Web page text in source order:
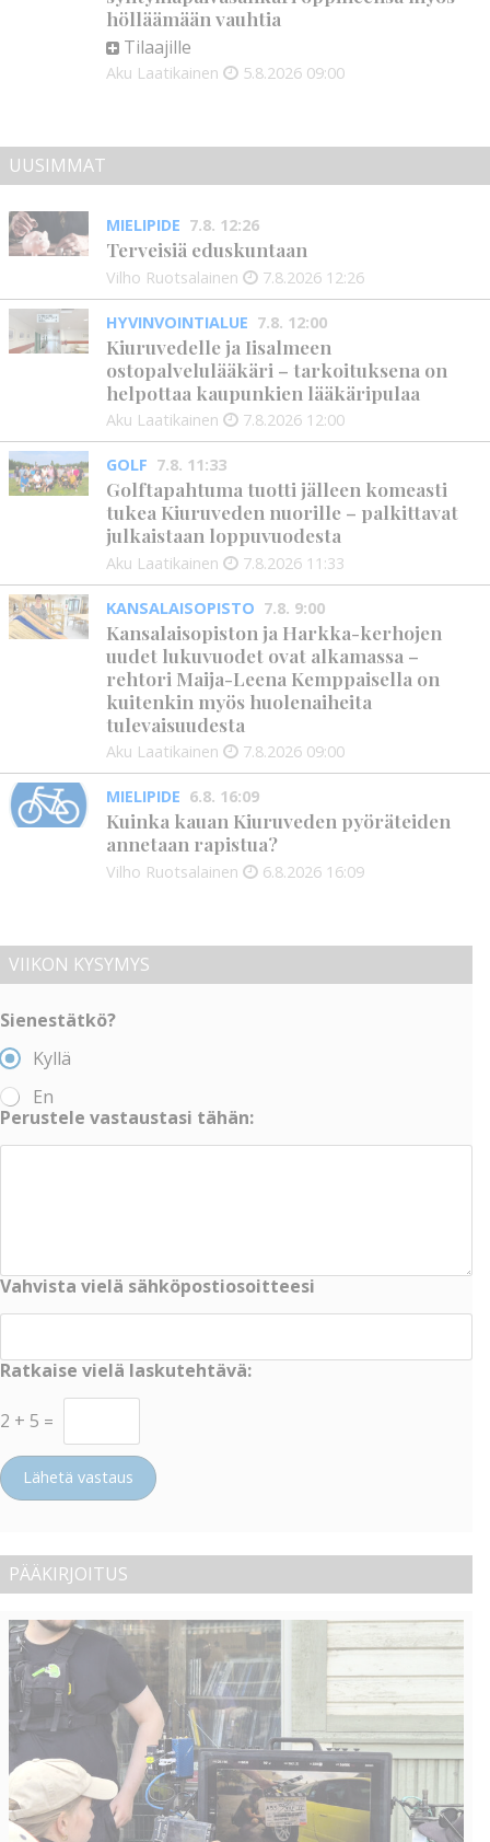
hölläämään vauhtia
Tilaajille
Aku Laatikainen 5.8.2026 09:00
UUSIMMAT
MIELIPIDE 7.8. 12:26
Terveisiä eduskuntaan
Vilho Ruotsalainen 7.8.2026 12:26
HYVINVOINTIALUE 7.8. 12:00
Kiuruvedelle ja Iisalmeen
ostopalvelulääkäri – tarkoituksena on
helpottaa kaupunkien lääkäripulaa
Aku Laatikainen 7.8.2026 12:00
GOLF 7.8. 11:33
Golftapahtuma tuotti jälleen komeasti
tukea Kiuruveden nuorille – palkittavat
julkaistaan loppuvuodesta
Aku Laatikainen 7.8.2026 11:33
KANSALAISOPISTO 7.8. 9:00
Kansalaisopiston ja Harkka-kerhojen
uudet lukuvuodet ovat alkamassa –
rehtori Maija-Leena Kemppaisella on
kuitenkin myös huolenaiheita
tulevaisuudesta
Aku Laatikainen 7.8.2026 09:00
MIELIPIDE 6.8. 16:09
Kuinka kauan Kiuruveden pyöräteiden
annetaan rapistua?
Vilho Ruotsalainen 6.8.2026 16:09
VIIKON KYSYMYS
Sienestätkö?
Kyllä
En
Perustele vastaustasi tähän:
Vahvista vielä sähköpostiosoitteesi
Ratkaise vielä laskutehtävä:
2 + 5 =
Lähetä vastaus
PÄÄKIRJOITUS